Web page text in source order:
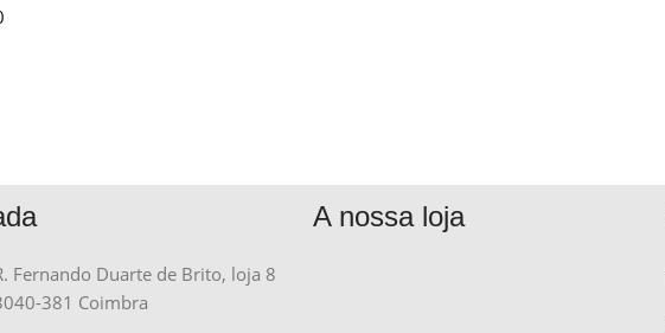
Fernando Duarte de Brito, loja 8
381 Coimbra
A nossa loja